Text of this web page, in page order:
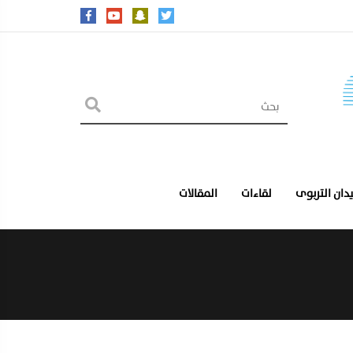
التربوى لقاءات المقالات